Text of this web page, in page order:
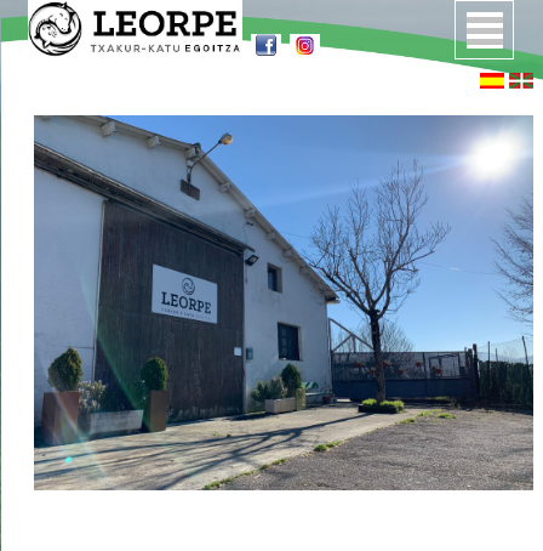
Quiénes somos
Instalaciones
Servicios
Precios
Cómo llegar
Preguntas frecuentes